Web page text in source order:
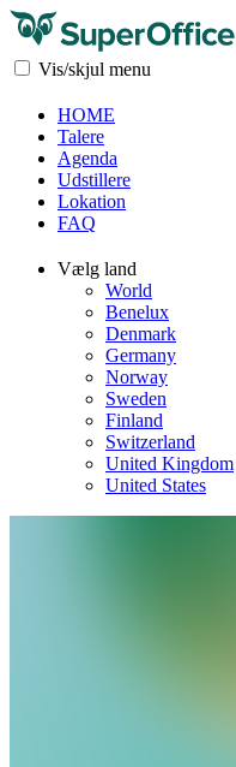
Vis/skjul menu
HOME
Talere
Agenda
Udstillere
Lokation
FAQ
Vælg land
World
Benelux
Denmark
Germany
Norway
Sweden
Finland
Switzerland
United Kingdom
United States